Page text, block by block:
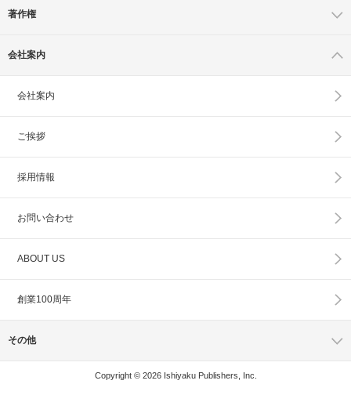
著作権
会社案内
会社案内
ご挨拶
採用情報
お問い合わせ
ABOUT US
創業100周年
その他
Copyright © 2026 Ishiyaku Publishers, Inc.